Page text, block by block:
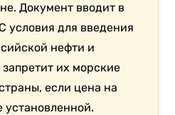
Документ вводит в
условия для введения
нефти и
их морские
если цена на